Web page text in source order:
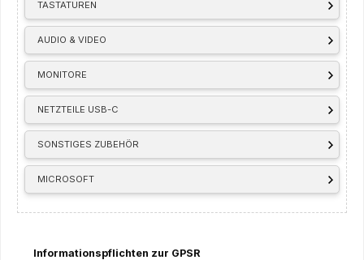
TASTATUREN
AUDIO & VIDEO
MONITORE
NETZTEILE USB-C
SONSTIGES ZUBEHÖR
MICROSOFT
Informationspflichten zur GPSR